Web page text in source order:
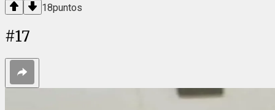
18puntos
#17